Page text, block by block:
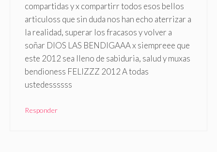
compartidas y x compartirr todos esos bellos
articuloss que sin duda nos han echo aterrizar a
la realidad, superar los fracasos y volver a
soñar DIOS LAS BENDIGAAA x siempreee que
este 2012 sea lleno de sabiduria, salud y muxas
bendioness FELIZZZ 2012 A todas
ustedessssss
Responder